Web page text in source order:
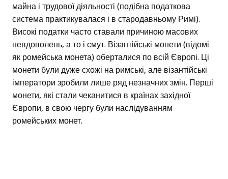
майна і трудової діяльності (подібна податкова
система практикувалася і в стародавньому Римі).
Високі податки часто ставали причиною масових
невдоволень, а то і смут. Візантійські монети (відомі
як ромейська монета) оберталися по всій Європі. Ці
монети були дуже схожі на римські, але візантійські
імператори зробили лише ряд незначних змін. Перші
монети, які стали чеканитися в країнах західної
Європи, в свою чергу були наслідуванням
ромейських монет.